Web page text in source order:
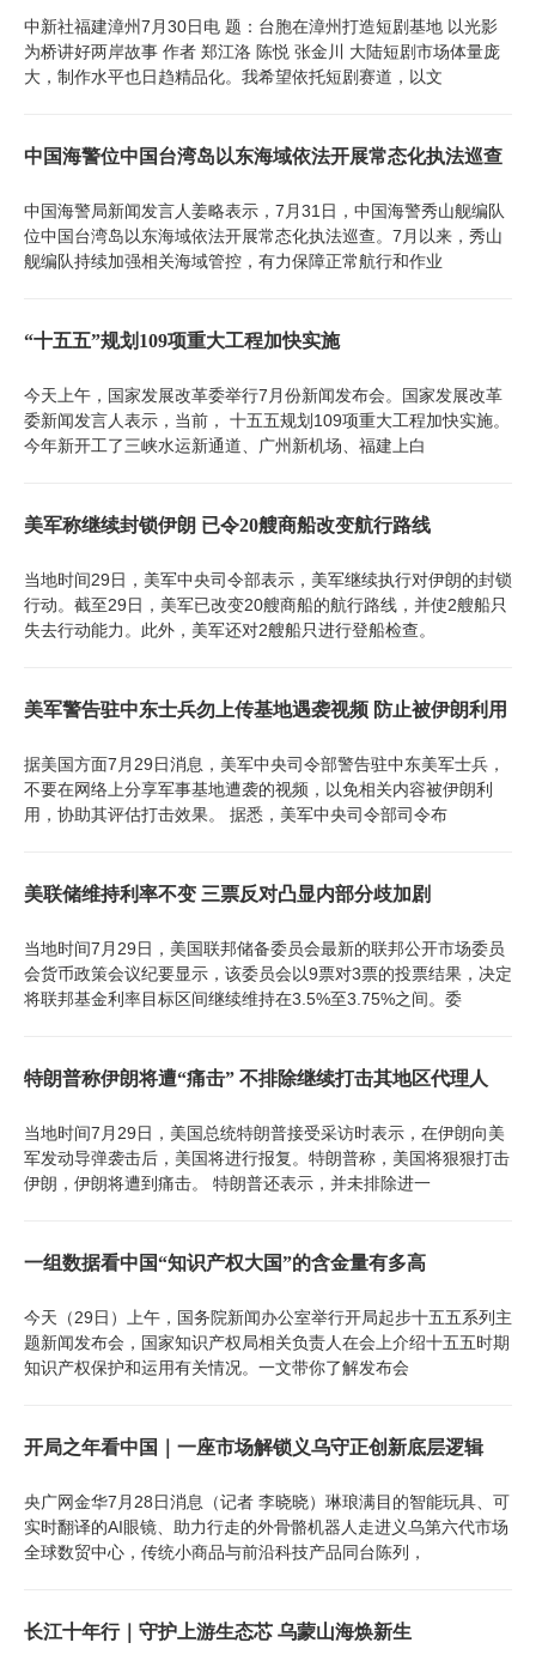
中新社福建漳州7月30日电 题：台胞在漳州打造短剧基地 以光影
为桥讲好两岸故事 作者 郑江洛 陈悦 张金川 大陆短剧市场体量庞
大，制作水平也日趋精品化。我希望依托短剧赛道，以文
中国海警位中国台湾岛以东海域依法开展常态化执法巡查
中国海警局新闻发言人姜略表示，7月31日，中国海警秀山舰编队
位中国台湾岛以东海域依法开展常态化执法巡查。7月以来，秀山
舰编队持续加强相关海域管控，有力保障正常航行和作业
“十五五”规划109项重大工程加快实施
今天上午，国家发展改革委举行7月份新闻发布会。国家发展改革
委新闻发言人表示，当前， 十五五规划109项重大工程加快实施。
今年新开工了三峡水运新通道、广州新机场、福建上白
美军称继续封锁伊朗 已令20艘商船改变航行路线
当地时间29日，美军中央司令部表示，美军继续执行对伊朗的封锁
行动。截至29日，美军已改变20艘商船的航行路线，并使2艘船只
失去行动能力。此外，美军还对2艘船只进行登船检查。
美军警告驻中东士兵勿上传基地遇袭视频 防止被伊朗利用
据美国方面7月29日消息，美军中央司令部警告驻中东美军士兵，
不要在网络上分享军事基地遭袭的视频，以免相关内容被伊朗利
用，协助其评估打击效果。 据悉，美军中央司令部司令布
美联储维持利率不变 三票反对凸显内部分歧加剧
当地时间7月29日，美国联邦储备委员会最新的联邦公开市场委员
会货币政策会议纪要显示，该委员会以9票对3票的投票结果，决定
将联邦基金利率目标区间继续维持在3.5%至3.75%之间。委
特朗普称伊朗将遭“痛击” 不排除继续打击其地区代理人
当地时间7月29日，美国总统特朗普接受采访时表示，在伊朗向美
军发动导弹袭击后，美国将进行报复。特朗普称，美国将狠狠打击
伊朗，伊朗将遭到痛击。 特朗普还表示，并未排除进一
一组数据看中国“知识产权大国”的含金量有多高
今天（29日）上午，国务院新闻办公室举行开局起步十五五系列主
题新闻发布会，国家知识产权局相关负责人在会上介绍十五五时期
知识产权保护和运用有关情况。一文带你了解发布会
开局之年看中国｜一座市场解锁义乌守正创新底层逻辑
央广网金华7月28日消息（记者 李晓晓）琳琅满目的智能玩具、可
实时翻译的AI眼镜、助力行走的外骨骼机器人走进义乌第六代市场
全球数贸中心，传统小商品与前沿科技产品同台陈列，
长江十年行｜守护上游生态芯 乌蒙山海焕新生